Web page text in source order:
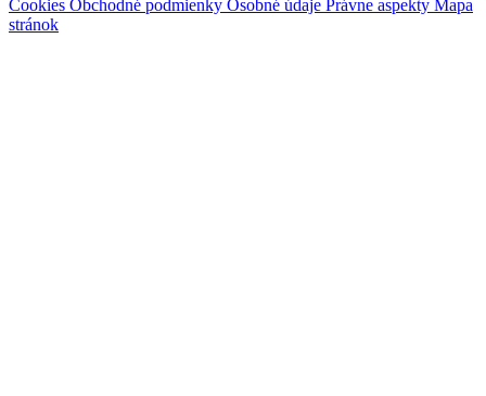
Cookies Obchodné podmienky Osobné údaje Právne aspekty Mapa
stránok